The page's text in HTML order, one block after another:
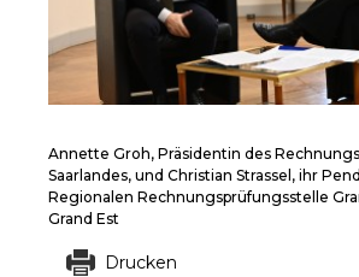
Annette Groh, Präsidentin des
Saarlandes, und Christian Strassel, ihr
Regionalen Rechnungsprüfungsstelle
Grand Est
Drucken